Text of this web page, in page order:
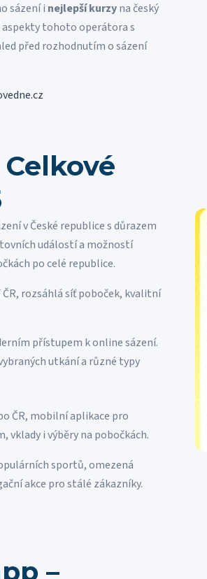
sázení i nejlepší kurzyna český
aspekty tohoto operátora s
před rozhodnutím o sázení
v České republice s důrazem
událostí a možností
po celé republice.
ČR, rozsáhlá síť poboček, kvalitní
přístupem k online sázení.
utkání a různé typy
ČR, mobilní aplikace pro
vklady i výběry na pobočkách.
sportů, omezená
akce pro stálé zákazníky.
–